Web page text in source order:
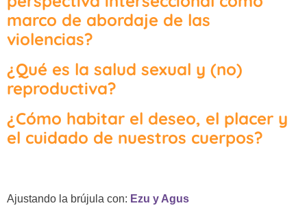
marco de abordaje de las
violencias?
¿Qué es la salud sexual y (no)
reproductiva?
¿Cómo habitar el deseo, el placer y
el cuidado de nuestros cuerpos?
Ajustando la brújula con: Ezu y Agus